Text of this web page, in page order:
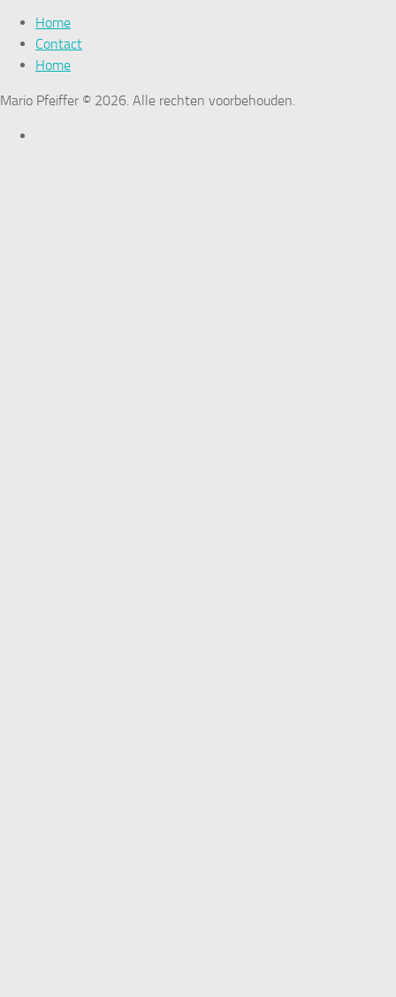
Home
Contact
Home
Mario Pfeiffer © 2026. Alle rechten voorbehouden.